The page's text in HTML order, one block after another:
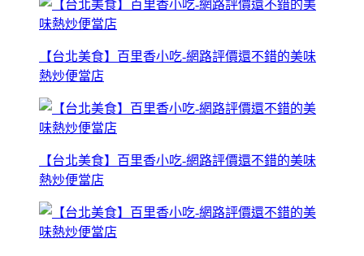
【台北美食】百里香小吃-網路評價還不錯的美味
熱炒便當店
【台北美食】百里香小吃-網路評價還不錯的美味
熱炒便當店